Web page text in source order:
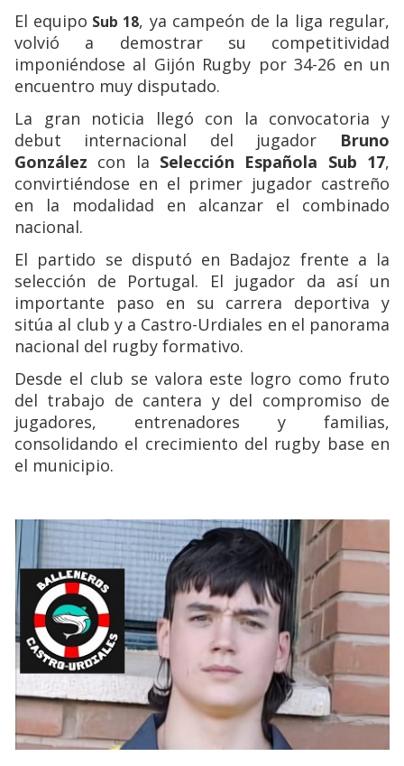
El equipo Sub 18, ya campeón de la liga regular,
volvió a demostrar su competitividad
imponiéndose al Gijón Rugby por 34-26 en un
encuentro muy disputado.
La gran noticia llegó con la convocatoria y
debut internacional del jugador
Bruno
González con la Selección Española Sub 17,
convirtiéndose en el primer jugador castreño
en la modalidad en alcanzar el combinado
nacional.
El partido se disputó en Badajoz frente a la
selección de Portugal. El jugador da así un
importante paso en su carrera deportiva y
sitúa al club y a Castro-Urdiales en el panorama
nacional del rugby formativo.
Desde el club se valora este logro como fruto
del trabajo de cantera y del compromiso de
jugadores, entrenadores y familias,
consolidando el crecimiento del rugby base en
el municipio.